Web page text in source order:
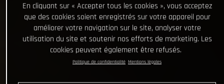
En cliquant sur « Accepter tous les cookies », vous acceptez
que des cookies soient enregistrés sur votre appareil pour
améliorer votre navigation sur le site, analyser votre
utilisation du site et soutenir nos efforts de marketing. Les
cookies peuvent également être refusés.
Politique de confidentialité Mentions légales